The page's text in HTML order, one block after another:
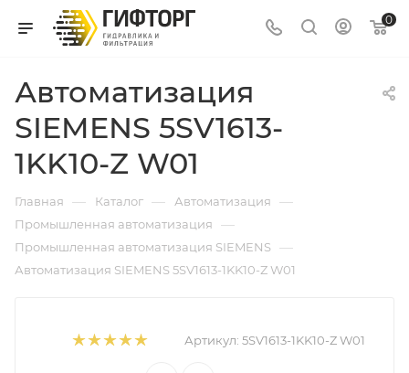
0
Автоматизация
SIEMENS 5SV1613-
1KK10-Z W01
Главная — Каталог — Автоматизация —
Промышленная автоматизация —
Промышленная автоматизация SIEMENS —
Автоматизация SIEMENS 5SV1613-1KK10-Z W01
Артикул: 5SV1613-1KK10-Z W01